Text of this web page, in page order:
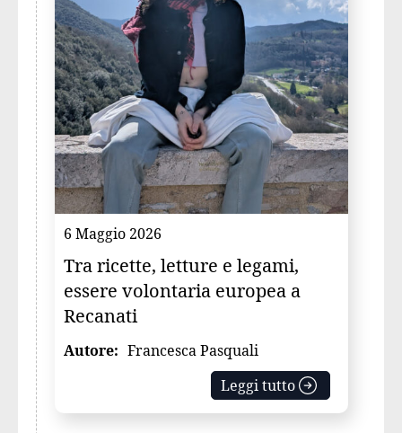
6 Maggio 2026
Tra ricette, letture e legami,
essere volontaria europea a
Recanati
Autore: Francesca Pasquali
Leggi tutto